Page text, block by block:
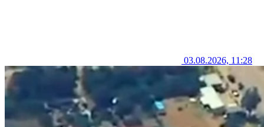
03.08.2026, 11:28